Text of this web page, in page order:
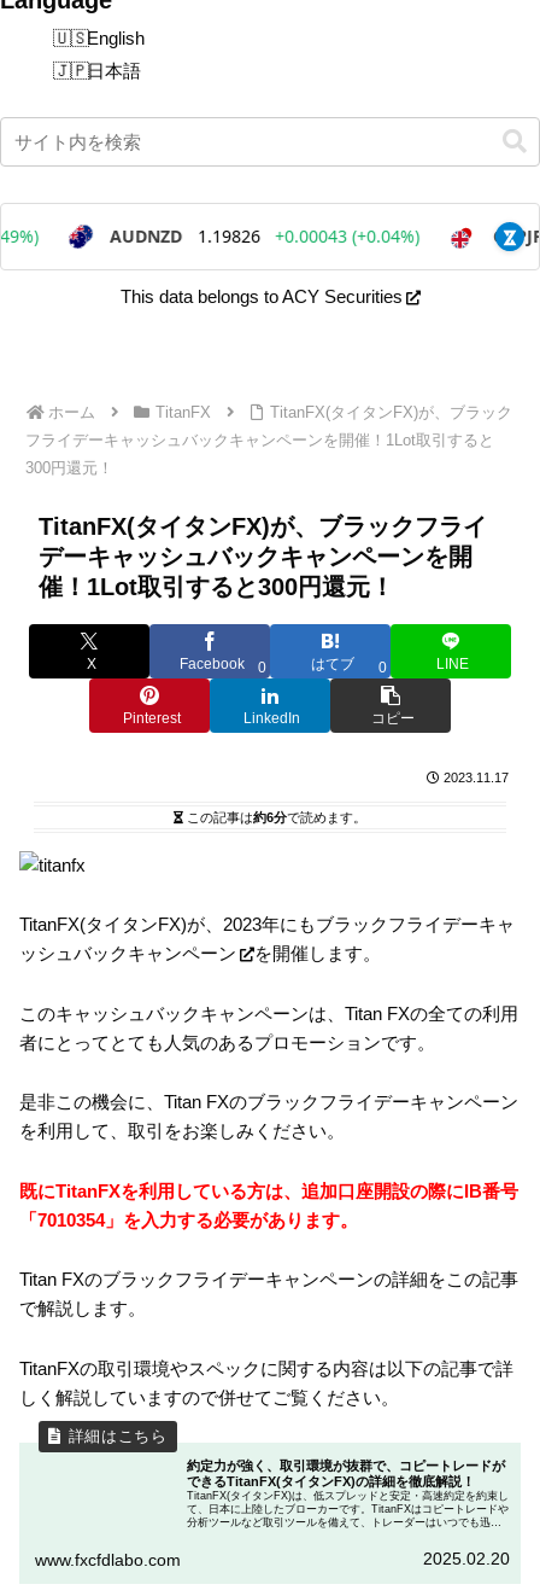
English
日本語
This data belongs to ACY Securities
ホーム TitanFX
TitanFX(タイタンFX)が、ブラック
フライデーキャッシュバックキャンペーンを開催！1Lot取引すると
300円還元！
TitanFX(タイタンFX)が、ブラックフライ
デーキャッシュバックキャンペーンを開
催！1Lot取引すると300円還元！
X Facebook 0 はてブ 0 LINE
Pinterest LinkedIn コピー
2023.11.17
この記事は約6分で読めます。
TitanFX(タイタンFX)が、2023年にもブラックフライデーキャ
ッシュバックキャンペーン
を開催します。
このキャッシュバックキャンペーンは、Titan FXの全ての利用
者にとってとても人気のあるプロモーションです。
是非この機会に、Titan FXのブラックフライデーキャンペーン
を利用して、取引をお楽しみください。
既にTitanFXを利用している方は、追加口座開設の際にIB番号
「7010354」を入力する必要があります。
Titan FXのブラックフライデーキャンペーンの詳細をこの記事
で解説します。
TitanFXの取引環境やスペックに関する内容は以下の記事で詳
しく解説していますので併せてご覧ください。
約定力が強く、取引環境が抜群で、コピートレードが
できるTitanFX(タイタンFX)の詳細を徹底解説！
TitanFX(タイタンFX)は、低スプレッドと安定・高速約定を約束し
て、日本に上陸したブローカーです。TitanFXはコピートレードや
分析ツールなど取引ツールを備えて、トレーダーはいつでも迅速
www.fxcfdlabo.com 2025.02.20